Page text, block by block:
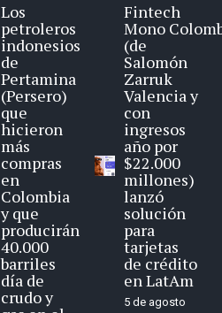
Los
petroleros
indonesios
de
Pertamina
(Persero)
que
hicieron
más
compras
en
Colombia
y que
producirán
40.000
barriles
día de
crudo y
Fintech
Mono
(de
Salomón
Zarruk
Valencia y
con
ingresos
año por
$22.000
millones)
lanzó
solución
para
tarjetas
de crédito
en LatAm
5 de agosto